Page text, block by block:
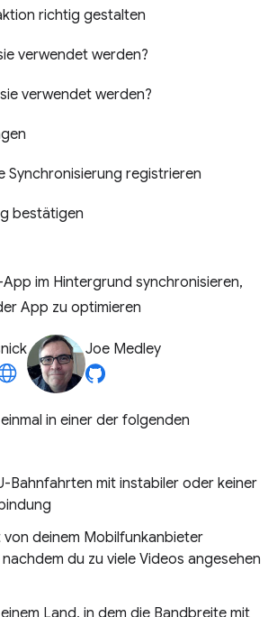
richtig gestalten
verwendet werden?
verwendet werden?
Synchronisierung registrieren
bestätigen
im Hintergrund synchronisieren,
App zu optimieren
Joe Medley
in einer der folgenden
Bahnfahrten mit instabiler oder keiner
von deinem Mobilfunkanbieter
du zu viele Videos angesehen
Land, in dem die Bandbreite mit